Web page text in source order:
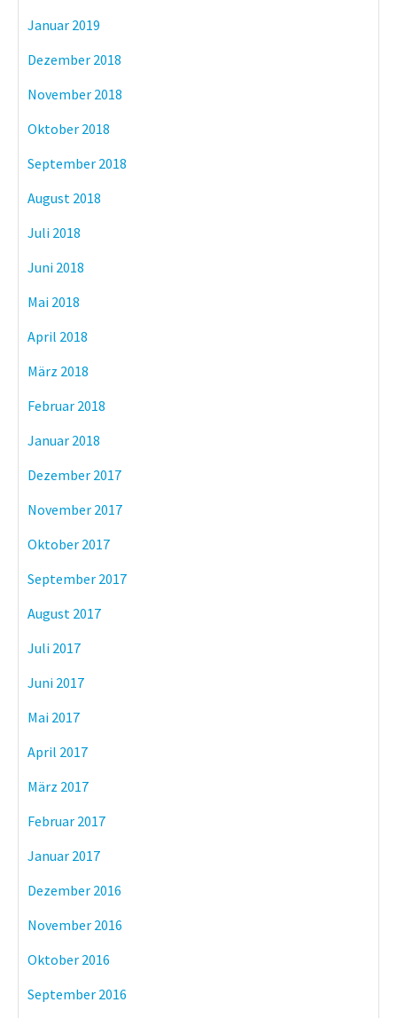
Januar 2019
Dezember 2018
November 2018
Oktober 2018
September 2018
August 2018
Juli 2018
Juni 2018
Mai 2018
April 2018
März 2018
Februar 2018
Januar 2018
Dezember 2017
November 2017
Oktober 2017
September 2017
August 2017
Juli 2017
Juni 2017
Mai 2017
April 2017
März 2017
Februar 2017
Januar 2017
Dezember 2016
November 2016
Oktober 2016
September 2016